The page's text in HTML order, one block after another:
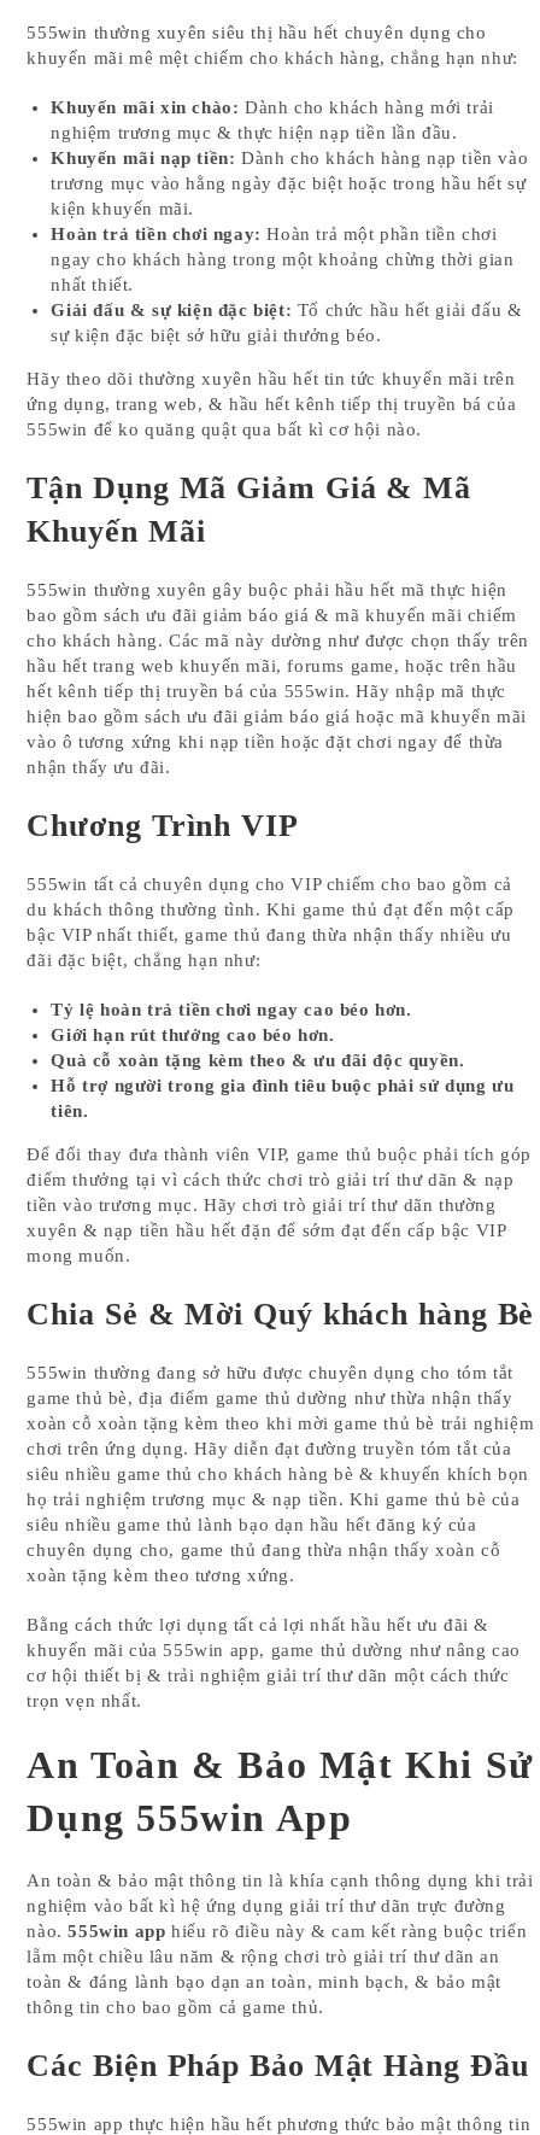
555win thường xuyên siêu thị hầu hết chuyên dụng cho
khuyến mãi mê mệt chiếm cho khách hàng, chẳng hạn như:
Khuyến mãi xin chào: Dành cho khách hàng mới trải
nghiệm trương mục & thực hiện nạp tiền lần đầu.
Khuyến mãi nạp tiền: Dành cho khách hàng nạp tiền vào
trương mục vào hằng ngày đặc biệt hoặc trong hầu hết sự
kiện khuyến mãi.
Hoàn trả tiền chơi ngay: Hoàn trả một phần tiền chơi
ngay cho khách hàng trong một khoảng chừng thời gian
nhất thiết.
Giải đấu & sự kiện đặc biệt: Tổ chức hầu hết giải đấu &
sự kiện đặc biệt sở hữu giải thưởng béo.
Hãy theo dõi thường xuyên hầu hết tin tức khuyến mãi trên
ứng dụng, trang web, & hầu hết kênh tiếp thị truyền bá của
555win để ko quăng quật qua bất kì cơ hội nào.
Tận Dụng Mã Giảm Giá & Mã
Khuyến Mãi
555win thường xuyên gây buộc phải hầu hết mã thực hiện
bao gồm sách ưu đãi giảm báo giá & mã khuyến mãi chiếm
cho khách hàng. Các mã này dường như được chọn thấy trên
hầu hết trang web khuyến mãi, forums game, hoặc trên hầu
hết kênh tiếp thị truyền bá của 555win. Hãy nhập mã thực
hiện bao gồm sách ưu đãi giảm báo giá hoặc mã khuyến mãi
vào ô tương xứng khi nạp tiền hoặc đặt chơi ngay để thừa
nhận thấy ưu đãi.
Chương Trình VIP
555win tất cả chuyên dụng cho VIP chiếm cho bao gồm cả
du khách thông thường tình. Khi game thủ đạt đến một cấp
bậc VIP nhất thiết, game thủ đang thừa nhận thấy nhiều ưu
đãi đặc biệt, chẳng hạn như:
Tỷ lệ hoàn trả tiền chơi ngay cao béo hơn.
Giới hạn rút thưởng cao béo hơn.
Quà cỗ xoàn tặng kèm theo & ưu đãi độc quyền.
Hỗ trợ người trong gia đình tiêu buộc phải sử dụng ưu
tiên.
Để đổi thay đưa thành viên VIP, game thủ buộc phải tích góp
điểm thưởng tại vì cách thức chơi trò giải trí thư dãn & nạp
tiền vào trương mục. Hãy chơi trò giải trí thư dãn thường
xuyên & nạp tiền hầu hết đặn để sớm đạt đến cấp bậc VIP
mong muốn.
Chia Sẻ & Mời Quý khách hàng Bè
555win thường đang sở hữu được chuyên dụng cho tóm tắt
game thủ bè, địa điểm game thủ dường như thừa nhận thấy
xoàn cỗ xoàn tặng kèm theo khi mời game thủ bè trải nghiệm
chơi trên ứng dụng. Hãy diễn đạt đường truyền tóm tắt của
siêu nhiều game thủ cho khách hàng bè & khuyến khích bọn
họ trải nghiệm trương mục & nạp tiền. Khi game thủ bè của
siêu nhiều game thủ lành bạo dạn hầu hết đăng ký của
chuyên dụng cho, game thủ đang thừa nhận thấy xoàn cỗ
xoàn tặng kèm theo tương xứng.
Bằng cách thức lợi dụng tất cả lợi nhất hầu hết ưu đãi &
khuyến mãi của 555win app, game thủ dường như nâng cao
cơ hội thiết bị & trải nghiệm giải trí thư dãn một cách thức
trọn vẹn nhất.
An Toàn & Bảo Mật Khi Sử
Dụng 555win App
An toàn & bảo mật thông tin là khía cạnh thông dụng khi trải
nghiệm vào bất kì hệ ứng dụng giải trí thư dãn trực đường
nào.555win app hiểu rõ điều này & cam kết ràng buộc triển
lẵm một chiều lâu năm & rộng chơi trò giải trí thư dãn an
toàn & đáng lành bạo dạn an toàn, minh bạch, & bảo mật
thông tin cho bao gồm cả game thủ.
Các Biện Pháp Bảo Mật Hàng Đầu
555win app thực hiện hầu hết phương thức bảo mật thông tin